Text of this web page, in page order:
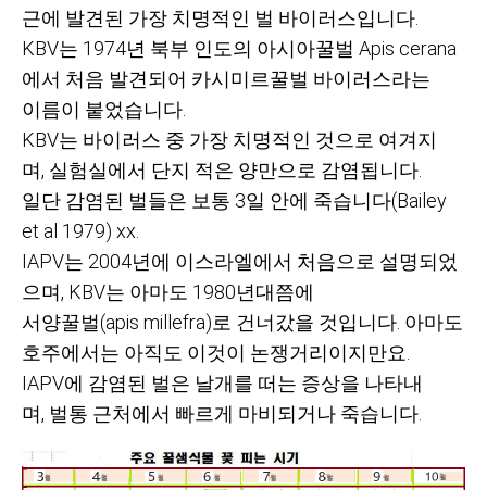
근에 발견된 가장 치명적인 벌 바이러스입니다
KBV는 1974년 북부 인도의 아시아꿀벌 Apis cerana
에서 처음 발견되어 카시미르꿀벌 바이러스라는
이름이 붙었습니다
KBV는 바이러스 중 가장 치명적인 것으로 여겨지
며, 실험실에서 단지 적은 양만으로 감염됩니다
일단 감염된 벌들은 보통 3일 안에 죽습니다(Bailey
et al 1979) xx.
IAPV는 2004년에 이스라엘에서 처음으로 설명되었
으며, KBV는 아마도 1980년대쯤에
서양꿀벌(apis millefra)로 건너갔을 것입니다 아마도
호주에서는 아직도 이것이 논쟁거리이지만요
IAPV에 감염된 벌은 날개를 떠는 증상을 나타내
며, 벌통 근처에서 빠르게 마비되거나 죽습니다